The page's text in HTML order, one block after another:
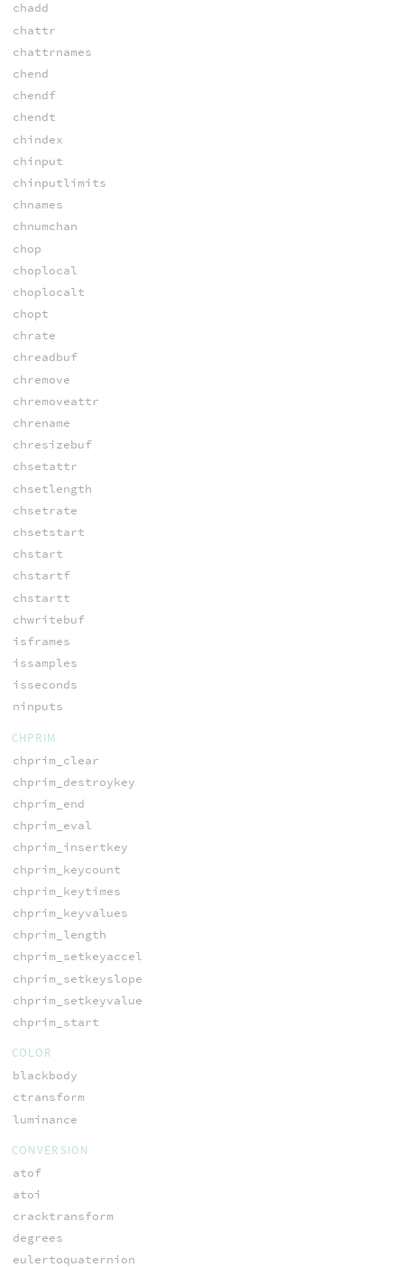
chadd
chattr
chattrnames
chend
chendf
chendt
chindex
chinput
chinputlimits
chnames
chnumchan
chop
choplocal
choplocalt
chopt
chrate
chreadbuf
chremove
chremoveattr
chrename
chresizebuf
chsetattr
chsetlength
chsetrate
chsetstart
chstart
chstartf
chstartt
chwritebuf
isframes
issamples
isseconds
ninputs
CHPRIM
chprim_clear
chprim_destroykey
chprim_end
chprim_eval
chprim_insertkey
chprim_keycount
chprim_keytimes
chprim_keyvalues
chprim_length
chprim_setkeyaccel
chprim_setkeyslope
chprim_setkeyvalue
chprim_start
COLOR
blackbody
ctransform
luminance
CONVERSION
atof
atoi
cracktransform
degrees
eulertoquaternion